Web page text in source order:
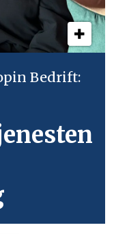
Bedrift: